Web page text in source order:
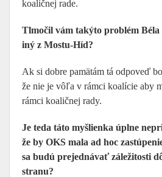
koaličnej rade.
Tlmočil vám takýto problém
iný z Mostu-Híd?
Ak si dobre pamätám tá odpoveď
že nie je vôľa v rámci koalície aby
rámci koaličnej rady.
Je teda táto myšlienka úplne
že by OKS mala ad hoc
sa budú prejednávať záležitosti
stranu?